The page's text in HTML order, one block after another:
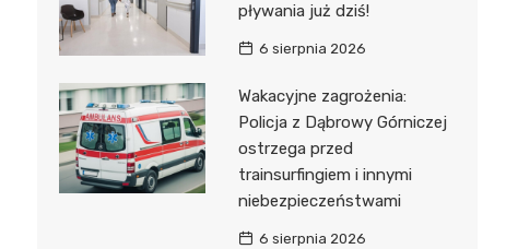
pływania już dziś!
6 sierpnia 2026
Wakacyjne zagrożenia:
Policja z Dąbrowy Górniczej
ostrzega przed
trainsurfingiem i innymi
niebezpieczeństwami
6 sierpnia 2026